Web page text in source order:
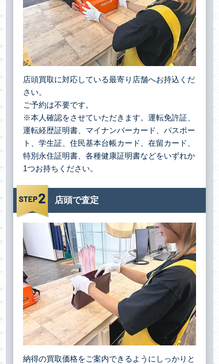
店頭買取に対応している最寄り店舗へお持込くだ
さい。
ご予約は不要です。
※本人確認をさせていただきます。運転免許証、
運転経歴証明書、マイナンバーカード、パスポー
ト、学生証、住民基本台帳カード、在留カード、
特別永住証明書、各種健康証明書などをいずれか
1つお持ちください。
店頭で査定
納得の買取価格をご案内できるようにしっかりと